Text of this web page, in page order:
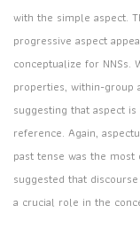
with the simple aspect.
progressive aspect
conceptualize for NNSs.
properties, within-group
suggesting that aspect
reference. Again,
past tense was the
suggested that
a crucial role in the